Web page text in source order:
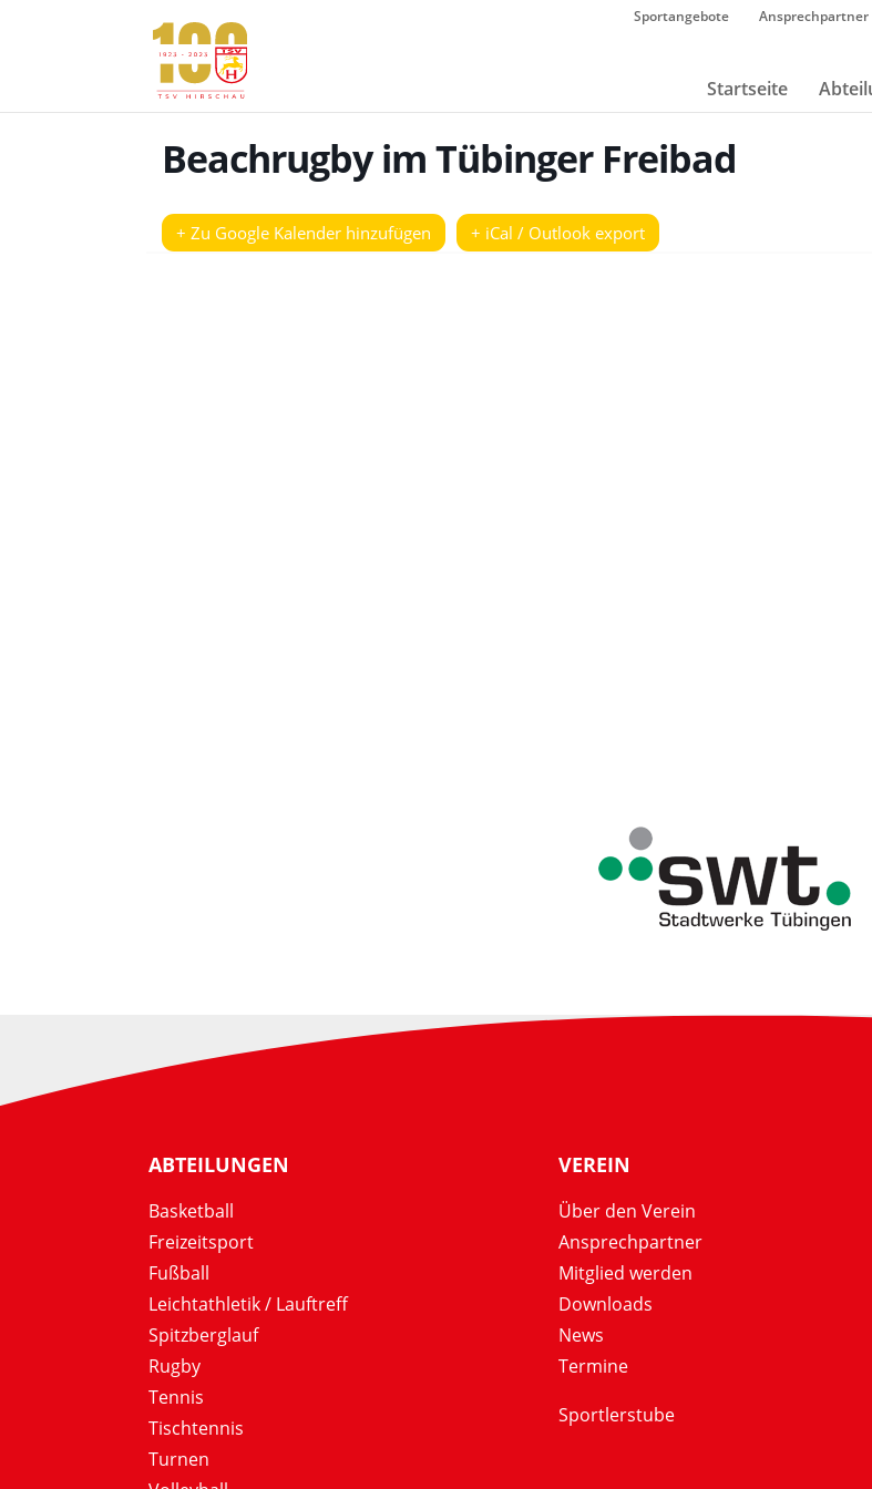
Sportangebote Ansprechpartner
Startseite
Beachrugby im Tübinger Freibad
+ Zu Google Kalender hinzufügen + iCal / Outlook export
ABTEILUNGEN
Basketball
Freizeitsport
Fußball
Leichtathletik / Lauftreff
Spitzberglauf
Rugby
Tennis
Tischtennis
Turnen
VEREIN
Über den Verein
Ansprechpartner
Mitglied werden
Downloads
News
Termine
Sportlerstube